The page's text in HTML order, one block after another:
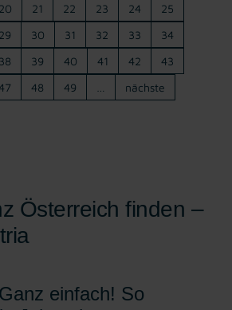
20 21 22 23 24
25
29 30 31 32 33
34
38 39 40 41 42
43
48 49 nächste
Österreich finden –
einfach! So